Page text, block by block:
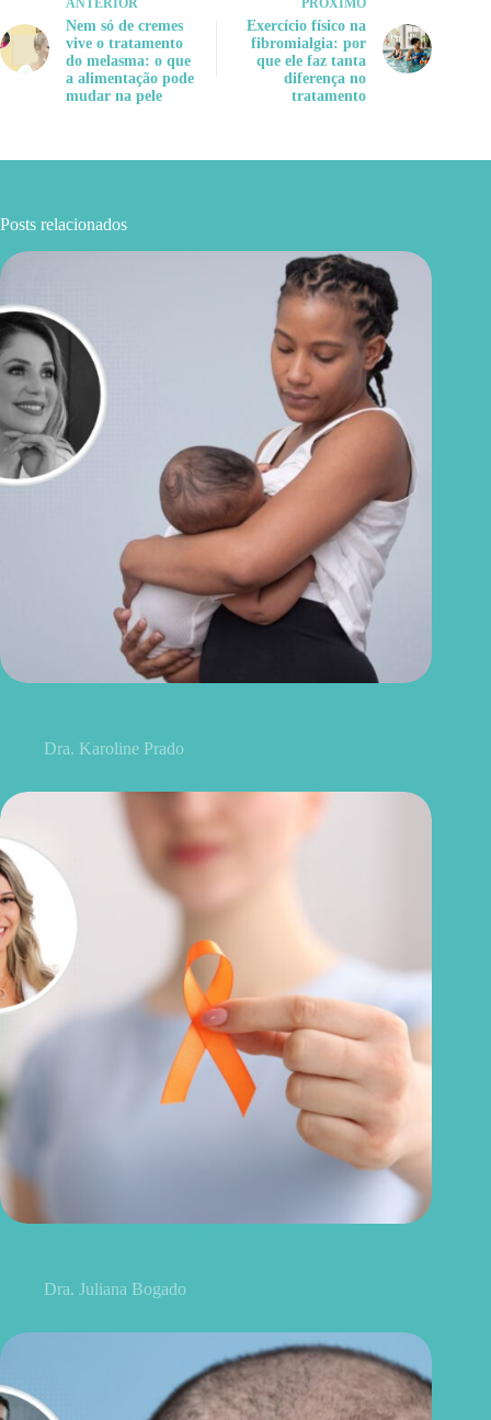
Nem só de cremes
vive o tratamento
do melasma: o que
a alimentação pode
mudar na pele
Exercício físico na
fibromialgia: por
que ele faz tanta
diferença no
tratamento
Posts relacionados
Dra. Karoline Prado
Dra. Juliana Bogado